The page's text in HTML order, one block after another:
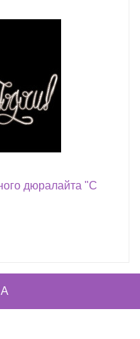
дюралайта "С